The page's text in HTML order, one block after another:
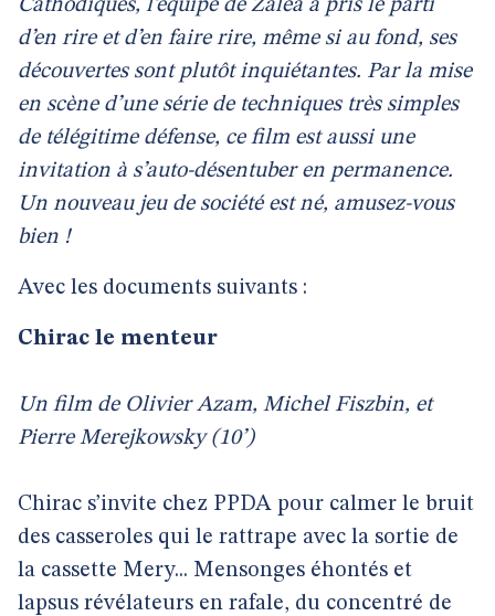
Cathodiques, l’équipe de Zalea a pris le parti
d’en rire et d’en faire rire, même si au fond, ses
découvertes sont plutôt inquiétantes. Par la mise
en scène d’une série de techniques très simples
de télégitime défense, ce film est aussi une
invitation à s’auto-désentuber en permanence.
Un nouveau jeu de société est né, amusez-vous
bien !
Avec les documents suivants :
Chirac le menteur
Un film de Olivier Azam, Michel Fiszbin, et
Pierre Merejkowsky (10’)
Chirac s’invite chez PPDA pour calmer le bruit
des casseroles qui le rattrape avec la sortie de
la cassette Mery... Mensonges éhontés et
lapsus révélateurs en rafale, du concentré de